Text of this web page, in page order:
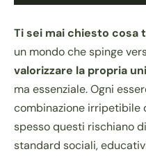
Ti sei mai chiesto cosa
un mondo che spinge
valorizzare la propria
ma essenziale. Ogni
combinazione irripetibile
spesso questi rischiano
standard sociali,